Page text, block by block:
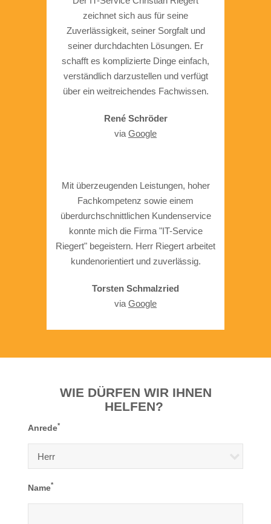
zeichnet sich aus für seine
Zuverlässigkeit, seiner Sorgfalt und
seiner durchdachten Lösungen. Er
schafft es komplizierte Dinge einfach,
verständlich darzustellen und verfügt
über ein weitreichendes Fachwissen.
René Schröder
via Google
Mit überzeugenden Leistungen, hoher
Fachkompetenz sowie einem
überdurchschnittlichen Kundenservice
konnte mich die Firma "IT-Service
Riegert" begeistern. Herr Riegert arbeitet
kundenorientiert und zuverlässig.
Torsten Schmalzried
via Google
WIE DÜRFEN WIR IHNEN
HELFEN?
Anrede*
Name*